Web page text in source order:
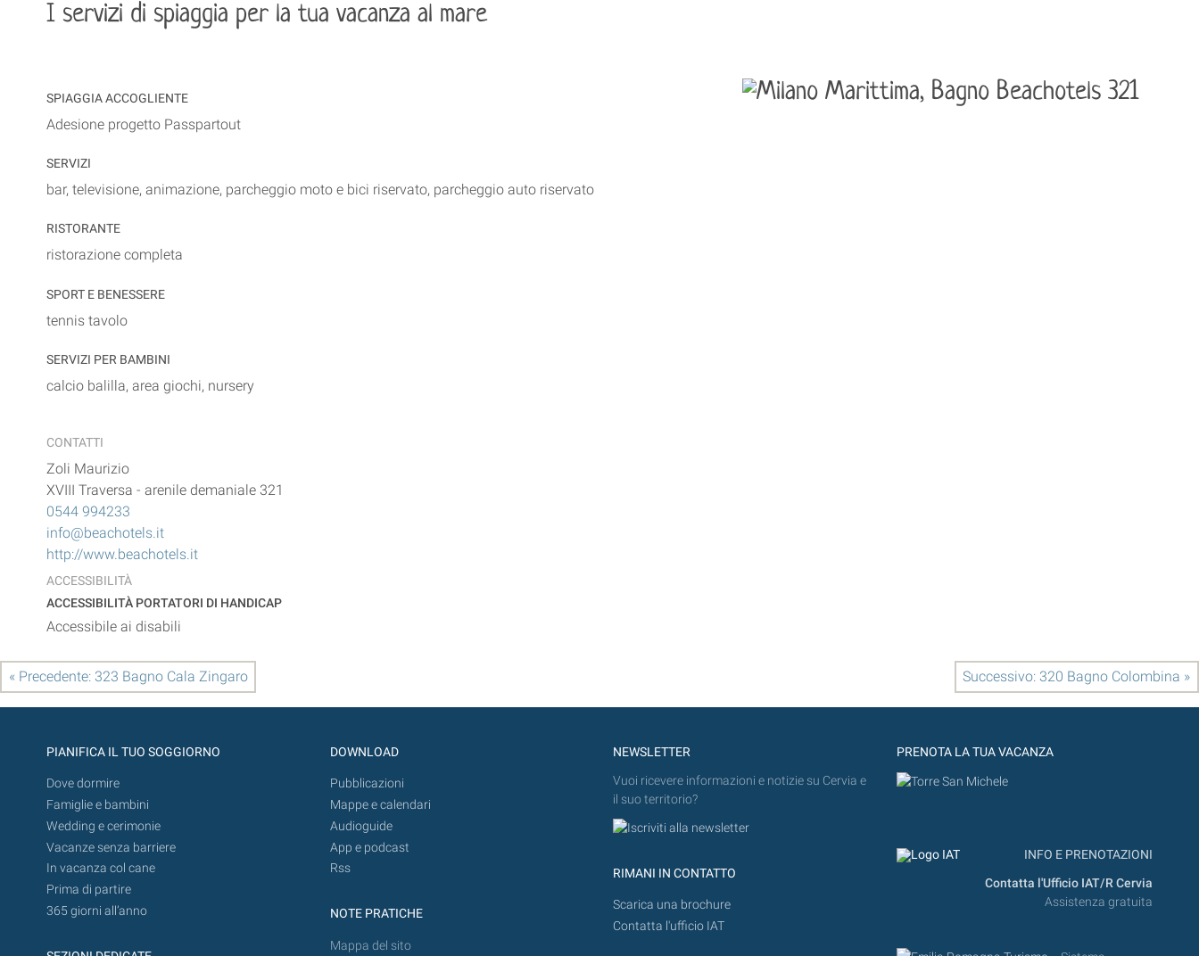
I servizi di spiaggia per la tua vacanza al mare
SPIAGGIA ACCOGLIENTE
Adesione progetto Passpartout
SERVIZI
bar, televisione, animazione, parcheggio moto e bici riservato, parcheggio auto riservato
RISTORANTE
ristorazione completa
SPORT E BENESSERE
tennis tavolo
SERVIZI PER BAMBINI
calcio balilla, area giochi, nursery
CONTATTI
Zoli Maurizio
XVIII Traversa - arenile demaniale 321
0544 994233
info@beachotels.it
http://www.beachotels.it
ACCESSIBILITÀ
ACCESSIBILITÀ PORTATORI DI HANDICAP
Accessibile ai disabili
« Precedente: 323 Bagno Cala Zingaro Successivo: 320 Bagno Colombina »
PIANIFICA IL TUO SOGGIORNO
Dove dormire
Famiglie e bambini
Wedding e cerimonie
Vacanze senza barriere
In vacanza col cane
Prima di partire
365 giorni all’anno
DOWNLOAD
Pubblicazioni
Mappe e calendari
Audioguide
App e podcast
Rss
NOTE PRATICHE
Mappa del sito
NEWSLETTER
Vuoi ricevere informazioni e notizie su Cervia e
il suo territorio?
RIMANI IN CONTATTO
Scarica una brochure
Contatta l'ufficio IAT
PRENOTA LA TUA VACANZA
INFO E PRENOTAZIONI
Contatta l'Ufficio IAT/R Cervia
Assistenza gratuita